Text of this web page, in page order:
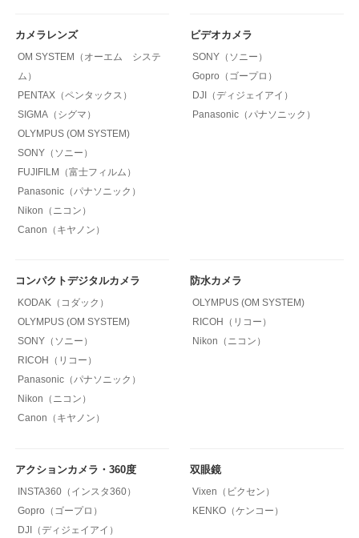
カメラレンズ
OM SYSTEM（オーエム システ
ム）
PENTAX（ペンタックス）
SIGMA（シグマ）
OLYMPUS (OM SYSTEM)
SONY（ソニー）
FUJIFILM（富士フィルム）
Panasonic（パナソニック）
Nikon（ニコン）
Canon（キヤノン）
ビデオカメラ
SONY（ソニー）
Gopro（ゴープロ）
DJI（ディジェイアイ）
Panasonic（パナソニック）
コンパクトデジタルカメラ
KODAK（コダック）
OLYMPUS (OM SYSTEM)
SONY（ソニー）
RICOH（リコー）
Panasonic（パナソニック）
Nikon（ニコン）
Canon（キヤノン）
防水カメラ
OLYMPUS (OM SYSTEM)
RICOH（リコー）
Nikon（ニコン）
アクションカメラ・360度
INSTA360（インスタ360）
Gopro（ゴープロ）
DJI（ディジェイアイ）
双眼鏡
Vixen（ビクセン）
KENKO（ケンコー）